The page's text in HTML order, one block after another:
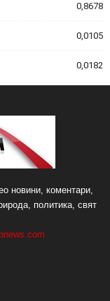
0,8678
0,0105
0,0182
новини, коментари,
политика, свят